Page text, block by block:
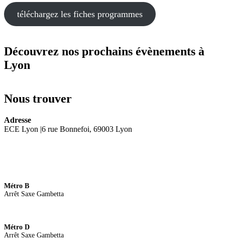
téléchargez les fiches programmes
Découvrez nos prochains évènements à
Lyon
Nous trouver
Adresse
ECE Lyon |6 rue Bonnefoi, 69003 Lyon
Métro B
Arrêt Saxe Gambetta
Métro D
Arrêt Saxe Gambetta